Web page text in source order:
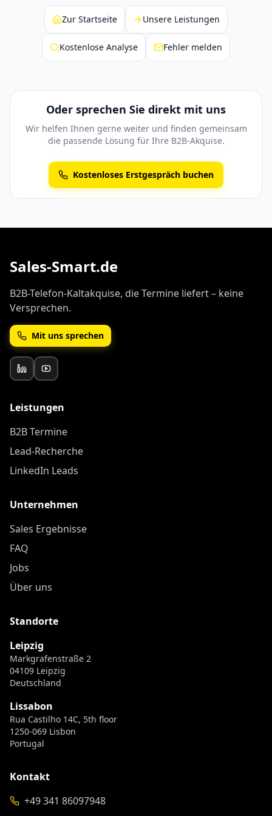
Zur Startseite Unsere Leistungen
Kostenlose Analyse Fehler melden
Oder sprechen Sie direkt mit uns
Wir helfen Ihnen gerne weiter und finden gemeinsam
die passende Lösung für Ihre B2B-Akquise.
Kostenloses Erstgespräch buchen
Sales-Smart.de
B2B-Telefon-Kaltakquise, die Termine liefert – keine
Versprechen.
Mit uns sprechen
Leistungen
B2B Termine
Lead-Recherche
LinkedIn Leads
Unternehmen
Sales Ergebnisse
FAQ
Jobs
Über uns
Standorte
Leipzig
Markgrafenstraße 2
04109 Leipzig
Deutschland
Lissabon
Rua Castilho 14C, 5th floor
1250-069 Lisbon
Portugal
Kontakt
+49 341 86097948